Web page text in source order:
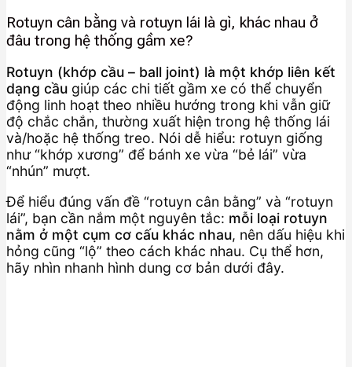
Rotuyn cân bằng và rotuyn lái là gì, khác nhau ở
đâu trong hệ thống gầm xe?
Rotuyn (khớp cầu – ball joint) là một khớp liên kết
dạng cầu giúp các chi tiết gầm xe có thể chuyển
động linh hoạt theo nhiều hướng trong khi vẫn giữ
độ chắc chắn, thường xuất hiện trong hệ thống lái
và/hoặc hệ thống treo. Nói dễ hiểu: rotuyn giống
như “khớp xương” để bánh xe vừa “bẻ lái” vừa
“nhún” mượt.
Để hiểu đúng vấn đề “rotuyn cân bằng” và “rotuyn
lái”, bạn cần nắm một nguyên tắc: mỗi loại rotuyn
nằm ở một cụm cơ cấu khác nhau, nên dấu hiệu khi
hỏng cũng “lộ” theo cách khác nhau. Cụ thể hơn,
hãy nhìn nhanh hình dung cơ bản dưới đây.